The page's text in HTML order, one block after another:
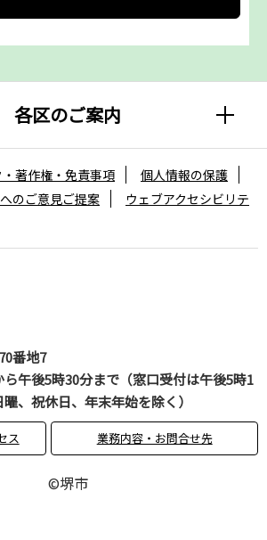
各区のご案内
番地7
午後5時30分まで（窓口受付は午後5時1
、祝休日、年末年始を除く）
ス 業務内容・お問合せ先
・著作権・免責事項
個人情報の保護
のご意見ご提案
ウェブアクセシビリテ
©堺市